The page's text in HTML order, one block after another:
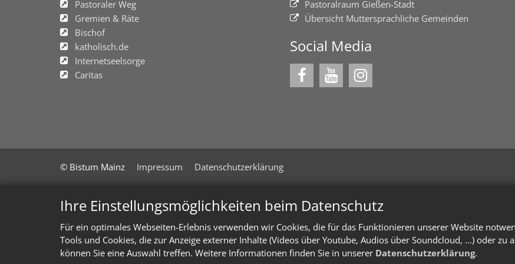
Ihre Einstellungsmöglichkeiten beim Datenschutz
Für ein optimales Webseiten-Erlebnis verwenden wir Cookies, die für das Funktionieren unserer Website
Tools und Cookies, die zur Anzeige externer Inhalte (Videos über Youtube, Audios über Soundcloud, ...) oder
können Sie eine Auswahl treffen. Weitere Informationen finden Sie in unserer Datenschutzerklärung.
Pastoraler Weg
Gremien & Räte
Bischof
katholisch.de
Internetseelsorge
Caritas
Pastoralraum Gießen-Stadt
Übersicht Muttersprachliche Gemeinden
Social Media
© Bistum Mainz Impressum Datenschutzerklärung